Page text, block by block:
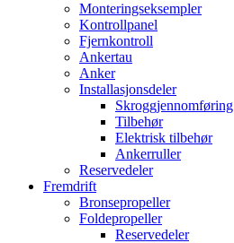
Monteringseksempler
Kontrollpanel
Fjernkontroll
Ankertau
Anker
Installasjonsdeler
Skroggjennomføring
Tilbehør
Elektrisk tilbehør
Ankerruller
Reservedeler
Fremdrift
Bronsepropeller
Foldepropeller
Reservedeler